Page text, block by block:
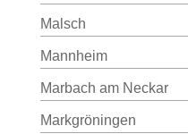
Malsch
Mannheim
Marbach am Neckar
Markgröningen